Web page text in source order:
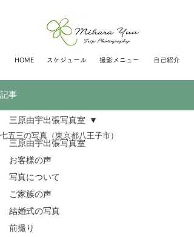
HOME スケジュール 撮影メニュー 自己紹介
記事
三原由宇出張写真室
お客様の声
写真について
ご家族の声
結婚式の写真
前撮り
三原由宇出張写真室
七五三の写真（東京都八王子市）